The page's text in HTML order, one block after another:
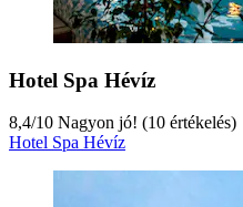
Hotel Spa Hévíz
8,4/10 Nagyon jó! (10 értékelés)
Hotel Spa Hévíz